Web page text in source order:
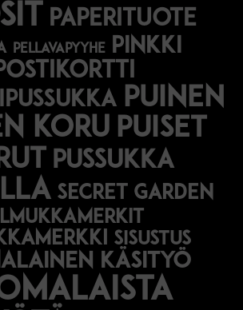
paperituote
pellavapyyhe pinkki
puinen
koru puiset
pussukka
secret garden
sisustus
käsityö